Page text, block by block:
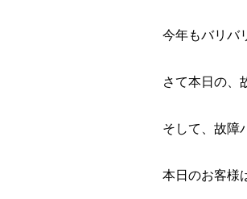
今年もバリバ
さて本日の、
そして、故障
本日のお客様